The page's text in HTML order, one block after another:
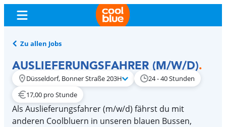
Zu allen Jobs
AUSLIEFERUNGSFAHRER (M/W/D).
Düsseldorf, Bonner Straße 203H
24 - 40 Stunden
17,00 pro Stunde
Als Auslieferungsfahrer (m/w/d) fährst du mit
anderen Coolbluern in unseren blauen Bussen,